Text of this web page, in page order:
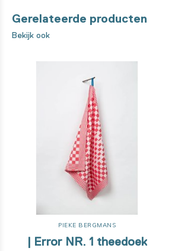
Gerelateerde producten
Bekijk ook
PIEKE BERGMANS
| Error NR. 1 theedoek